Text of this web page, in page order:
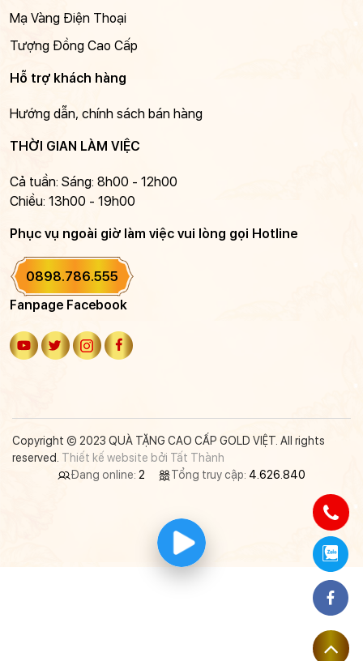
Mạ Vàng Điện Thoại
Tượng Đồng Cao Cấp
Hỗ trợ khách hàng
Hướng dẫn, chính sách bán hàng
THỜI GIAN LÀM VIỆC
Cả tuần: Sáng: 8h00 - 12h00
Chiều: 13h00 - 19h00
Phục vụ ngoài giờ làm việc vui lòng gọi Hotline
0898.786.555
Fanpage Facebook
Copyright © 2023 QUÀ TẶNG CAO CẤP GOLD VIỆT. All rights
reserved. Thiết kế website bởi Tất Thành
Đang online: 2 Tổng truy cập: 4.626.840